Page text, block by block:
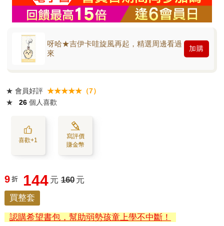
呀哈★吉伊卡哇旋風再起，精選周邊看過
來
加購
★ 會員好評 ★★★★★（7）
★
26 個人喜歡
喜歡+1
寫評價
賺金幣
9 折 144 元 160 元
買整套
認購希望書包，幫助弱勢孩童上學不中斷！